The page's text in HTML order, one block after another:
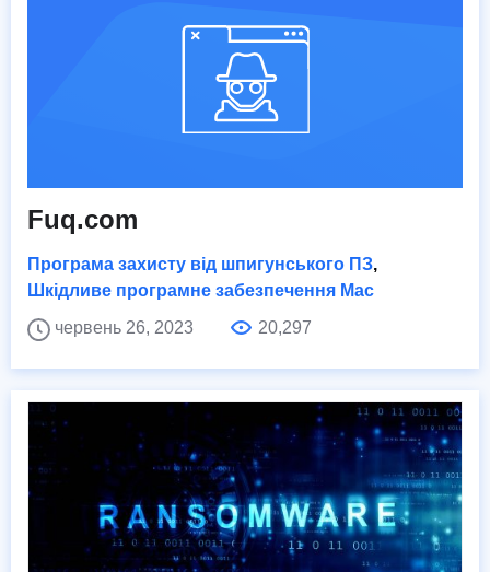
Fuq.com
Програма захисту від шпигунського ПЗ,
Шкідливе програмне забезпечення Mac
червень 26, 2023
20,297